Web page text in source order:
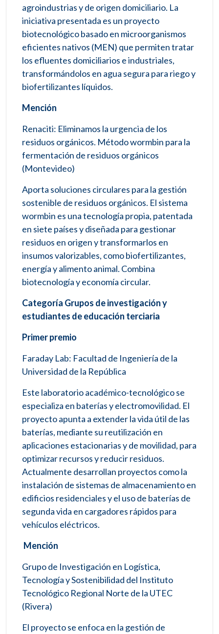
agroindustrias y de origen domiciliario. La
iniciativa presentada es un proyecto
biotecnológico basado en microorganismos
eficientes nativos (MEN) que permiten tratar
los efluentes domiciliarios e industriales,
transformándolos en agua segura para riego y
biofertilizantes líquidos.
Mención
Renaciti: Eliminamos la urgencia de los
residuos orgánicos. Método wormbin para la
fermentación de residuos orgánicos
(Montevideo)
Aporta soluciones circulares para la gestión
sostenible de residuos orgánicos. El sistema
wormbin es una tecnología propia, patentada
en siete países y diseñada para gestionar
residuos en origen y transformarlos en
insumos valorizables, como biofertilizantes,
energía y alimento animal. Combina
biotecnología y economía circular.
Categoría Grupos de investigación y
estudiantes de educación terciaria
Primer premio
Faraday Lab: Facultad de Ingeniería de la
Universidad de la República
Este laboratorio académico-tecnológico se
especializa en baterías y electromovilidad. El
proyecto apunta a extender la vida útil de las
baterías, mediante su reutilización en
aplicaciones estacionarias y de movilidad, para
optimizar recursos y reducir residuos.
Actualmente desarrollan proyectos como la
instalación de sistemas de almacenamiento en
edificios residenciales y el uso de baterías de
segunda vida en cargadores rápidos para
vehículos eléctricos.
Mención
Grupo de Investigación en Logística,
Tecnología y Sostenibilidad del Instituto
Tecnológico Regional Norte de la UTEC
(Rivera)
El proyecto se enfoca en la gestión de